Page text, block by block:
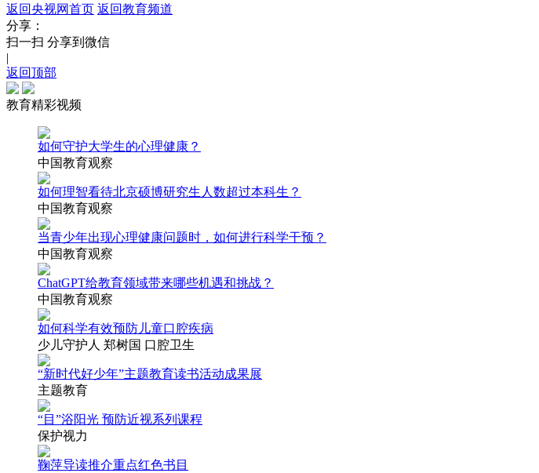
返回央视网首页 返回教育频道
分享：
扫一扫 分享到微信
|
返回顶部
教育精彩视频
如何守护大学生的心理健康？
中国教育观察
如何理智看待北京硕博研究生人数超过本科生？
中国教育观察
当青少年出现心理健康问题时，如何进行科学干预？
中国教育观察
ChatGPT给教育领域带来哪些机遇和挑战？
中国教育观察
如何科学有效预防儿童口腔疾病
少儿守护人 郑树国 口腔卫生
“新时代好少年”主题教育读书活动成果展
主题教育
“目”浴阳光 预防近视系列课程
保护视力
鞠萍导读推介重点红色书目